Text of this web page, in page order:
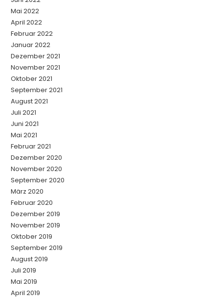
Mai 2022
April 2022
Februar 2022
Januar 2022
Dezember 2021
November 2021
Oktober 2021
September 2021
August 2021
Juli 2021
Juni 2021
Mai 2021
Februar 2021
Dezember 2020
November 2020
September 2020
März 2020
Februar 2020
Dezember 2019
November 2019
Oktober 2019
September 2019
August 2019
Juli 2019
Mai 2019
April 2019